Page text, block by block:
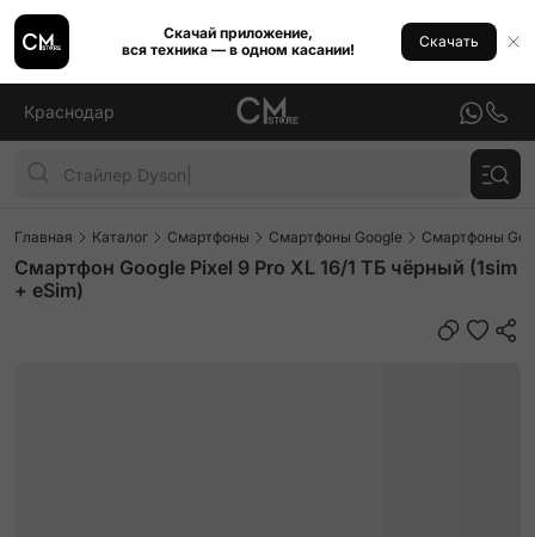
Скачай приложение,
вся техника — в одном касании!
Скачать
Краснодар
Главная Каталог Смартфоны Смартфоны Google Смартфоны
Смартфон Google Pixel 9 Pro XL 16/1 ТБ чёрный (1sim
+ eSim)